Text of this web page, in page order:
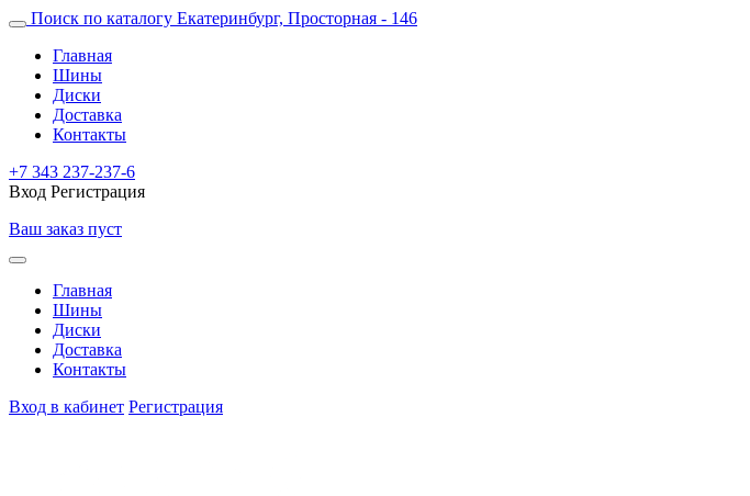
Поиск по каталогу Екатеринбург, Просторная - 146
Главная
Шины
Диски
Доставка
Контакты
+7 343 237-237-6
Вход Регистрация
Ваш заказ пуст
Главная
Шины
Диски
Доставка
Контакты
Вход в кабинет Регистрация